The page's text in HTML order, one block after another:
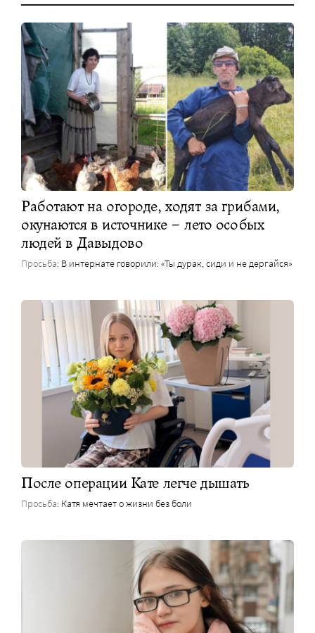
Работают на огороде, ходят за грибами,
окунаются в источнике – лето особых
людей в Давыдово
Просьба: В интернате говорили: «Ты дурак, сиди и не дергайся»
После операции Кате легче дышать
Просьба: Катя мечтает о жизни без боли